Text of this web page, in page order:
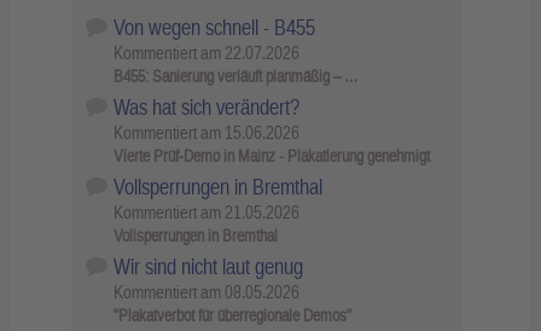
Von wegen schnell - B455
Kommentiert am 22.07.2026
B455: Sanierung verläuft planmäßig – …
Was hat sich verändert?
Kommentiert am 15.06.2026
Vierte Prüf-Demo in Mainz - Plakatierung genehmigt
Vollsperrungen in Bremthal
Kommentiert am 21.05.2026
Vollsperrungen in Bremthal
Wir sind nicht laut genug
Kommentiert am 08.05.2026
"Plakatverbot für überregionale Demos"